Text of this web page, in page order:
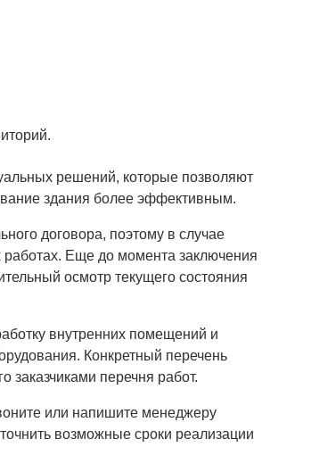
решений, которые позволяют
здания более эффективным.
договора, поэтому в случае
работах. Еще до момента заключения
осмотр текущего состояния
внутренних помещений и
Конкретный перечень
заказчиками перечня работ.
или напишите менеджеру
возможные сроки реализации